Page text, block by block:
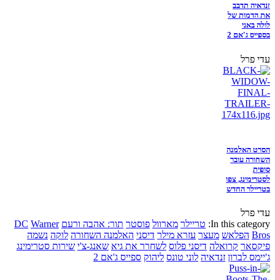
זנדאיה תדבב
את הדמות של
לולה באני
בספייס ג'אם 2
עדי פרל
הסרט האלמנה
השחורה עובר
סופית
לסטרימינג, צפו
בטריילר החדש
עדי פרל
In this category: טריילר מארוול פוסטר תור: אהבה ורעם DC Warner
Bros הפלאש מעצר עזרא מילר דיסני האלמנה השחורה לוקה נשמה
פיקסאר קרואלה דיסני פלוס לשחרר את גיא שאנג-צ'י שירות סטרימינג
ג'יימס לברון זנדאיה לוני טונס ליהוק ספייס ג'אם 2